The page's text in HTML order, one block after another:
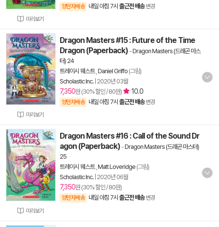
미리보기
양탄자배송 내일 아침 7시 출근전 배송 변경
미리보기
Dragon Masters #15 : Future of the Time
Dragon (Paperback) -Dragon Masters (드래곤 마스
터) 24
트레이시 웨스트, Daniel Griffo (그림)
Scholastic Inc.| 2020년 03월
7,350원 (30% 할인 / 80원) 10.0
양탄자배송 내일 아침 7시 출근전 배송 변경
미리보기
Dragon Masters #16 : Call of the Sound Dr
agon (Paperback) -Dragon Masters (드래곤 마스터)
25
트레이시 웨스트, Matt Loveridge (그림)
Scholastic Inc.| 2020년 06월
7,350원 (30% 할인 / 80원)
양탄자배송 내일 아침 7시 출근전 배송 변경